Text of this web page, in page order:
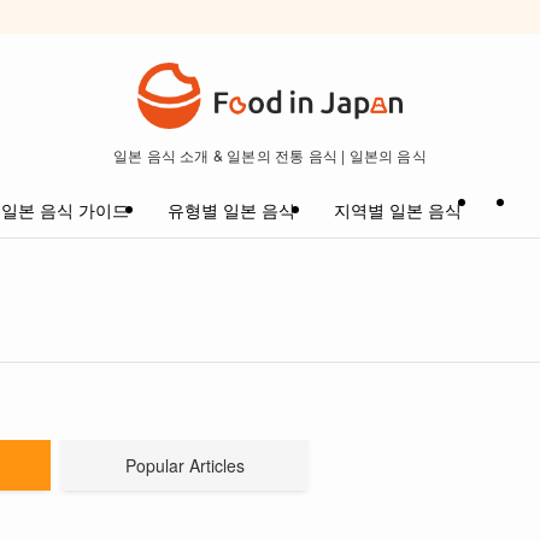
일본 음식 소개 & 일본의 전통 음식 | 일본의 음식
일본 음식 가이드 유형별 일본 음식 지역별 일본 음식
Popular Articles